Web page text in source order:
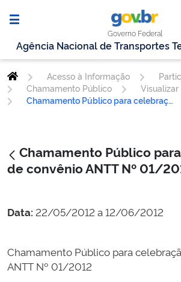
Governo Federal
Agência Nacional de Transportes
Acesso à Informação
Chamamento Público
Visualizar
Chamamento Público para celebração de convênio ANTT Nº 01/2012
Chamamento Público
de convênio ANTT Nº 01/
Data: 22/05/2012 a 12/06/2012
Chamamento Público para
ANTT Nº 01/2012